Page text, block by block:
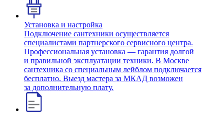
Установка и настройка
Подключение сантехники осуществляется
специалистами партнерского сервисного центра.
Профессиональная установка — гарантия долгой
и правильной эксплуатации техники. В Москве
сантехника со специальным лейблом подключается
бесплатно. Выезд мастера за МКАД возможен
за дополнительную плату.